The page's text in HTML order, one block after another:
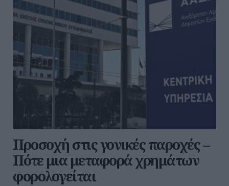
Προσοχή στις γονικές παροχές –
Πότε μια μεταφορά χρημάτων
φορολογείται